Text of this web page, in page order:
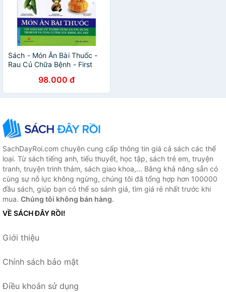
Sách - Món Ăn Bài Thuốc -
Rau Củ Chữa Bệnh - First
98.000 đ
SachDayRoi.com chuyên cung cấp thông tin giá cả sách các thể
loại. Từ sách tiếng anh, tiểu thuyết, học tập, sách trẻ em, truyện
tranh, truyện trinh thám, sách giao khoa,... Bằng khả năng sẵn có
cùng sự nỗ lực không ngừng, chúng tôi đã tổng hợp hơn 100000
đầu sách, giúp bạn có thể so sánh giá, tìm giá rẻ nhất trước khi
mua. Chúng tôi không bán hàng.
VỀ SÁCH ĐÂY RỒI!
Giới thiệu
Chính sách bảo mật
Điều khoản sử dụng